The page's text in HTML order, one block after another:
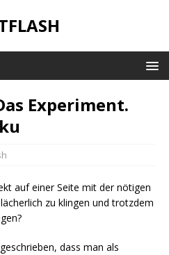
Experiment.
auf einer Seite mit der nötigen
zu klingen und trotzdem
dass man als